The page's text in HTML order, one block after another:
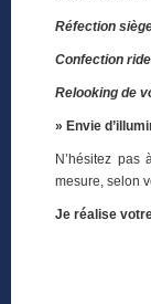
Réfection
Confection
Relooking de
» Envie
N’hésitez
mesure, selon
Je réalise